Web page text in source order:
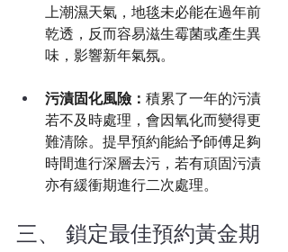
上潮濕天氣，地毯未必能在過年前
乾透，反而容易滋生霉菌或產生異
味，影響新年氣氛。
污漬固化風險： 積累了一年的污漬
若不及時處理，會因氧化而變得更
難清除。提早預約能給予師傅足夠
時間進行深層去污，若有頑固污漬
亦有緩衝期進行二次處理。
三、 鎖定最佳預約黃金期